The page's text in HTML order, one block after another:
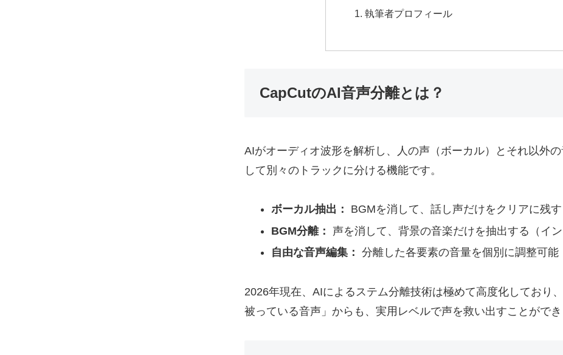
執筆者プロフィール
CapCutのAI音声分離とは？
AIがオーディオ波形を解析し、人の声（ボーカル）とそれ以外
して別々のトラックに分ける機能です。
ボーカル抽出：
BGMを消して、話し声だけをクリアに残す
BGM分離：
声を消して、背景の音楽だけを抽出する（イン
自由な音声編集： 分離した各要素の音量を個別に調整可能
2026年現在、AIによるステム分離技術は極めて高度化しており
被っている音声」からも、実用レベルで声を救い出すことができ